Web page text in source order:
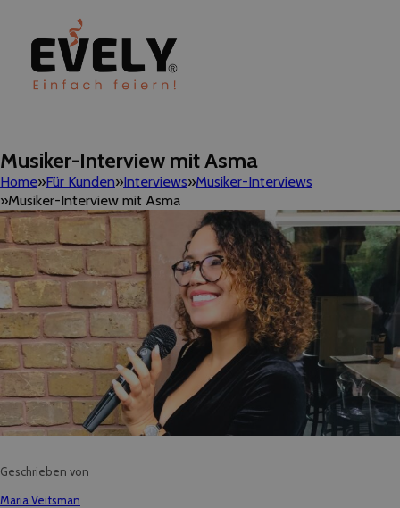
Musiker-Interview mit Asma
Home Für Kunden Interviews Musiker-Interviews
Musiker-Interview mit Asma
Geschrieben von
Maria Veitsman